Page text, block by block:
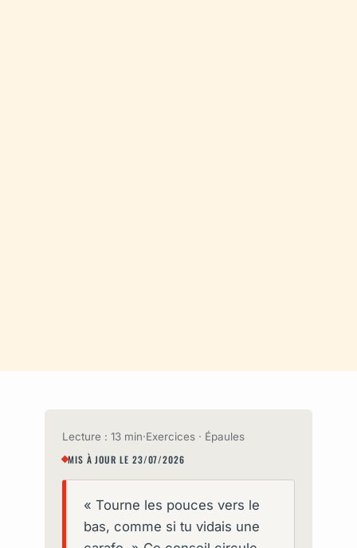
Lecture : 13 min·Exercices · Épaules
MIS À JOUR LE 23/07/2026
« Tourne les pouces vers le
bas, comme si tu vidais une